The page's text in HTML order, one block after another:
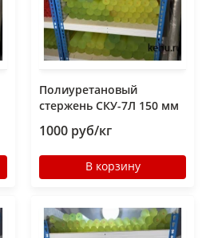
Полиуретановый
стержень СКУ-7Л 150 мм
1000 руб/кг
В корзину